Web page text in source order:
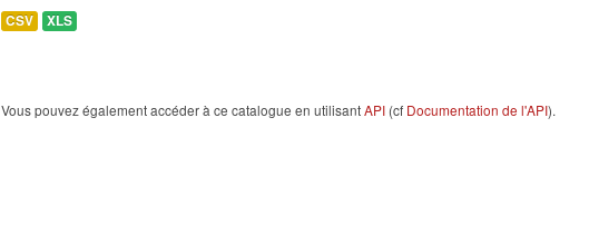
CSV XLS
Vous pouvez également accéder à ce catalogue en utilisantAPI (cf Documentation de l'API).